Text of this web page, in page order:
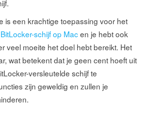
is een krachtige toepassing voor het
schijf op Macen je hebt ook
veel moeite het doel hebt bereikt. Het
wat betekent dat je geen cent hoeft uit
versleutelde schijf te
zijn geweldig en zullen je